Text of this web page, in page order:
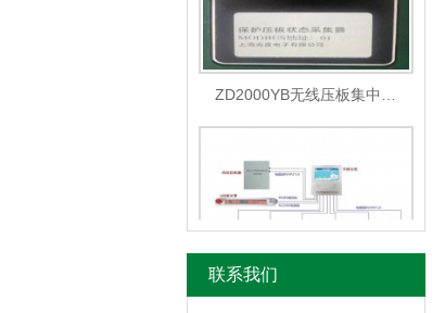
ZD2000B型SF6定量泄露监控报警系统
联系我们